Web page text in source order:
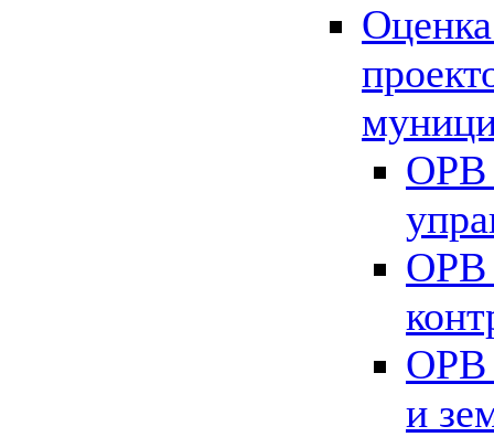
ОРВ
ОРВ
ОРВ
и